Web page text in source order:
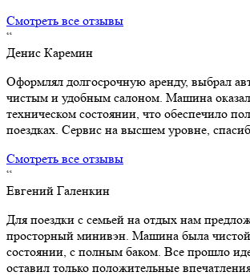
Смотреть все отзывы
“
Денис Каремин
Оформлял долгосрочную аренду, выбрал
чистым и удобным салоном. Машина
техническом состоянии, что обеспечило
поездках. Сервис на высшем уровне,
Смотреть все отзывы
“
Евгений Галенкин
Для поездки с семьей на отдых нам
просторный минивэн. Машина была
состоянии, с полным баком. Все прошло
оставил только положительные